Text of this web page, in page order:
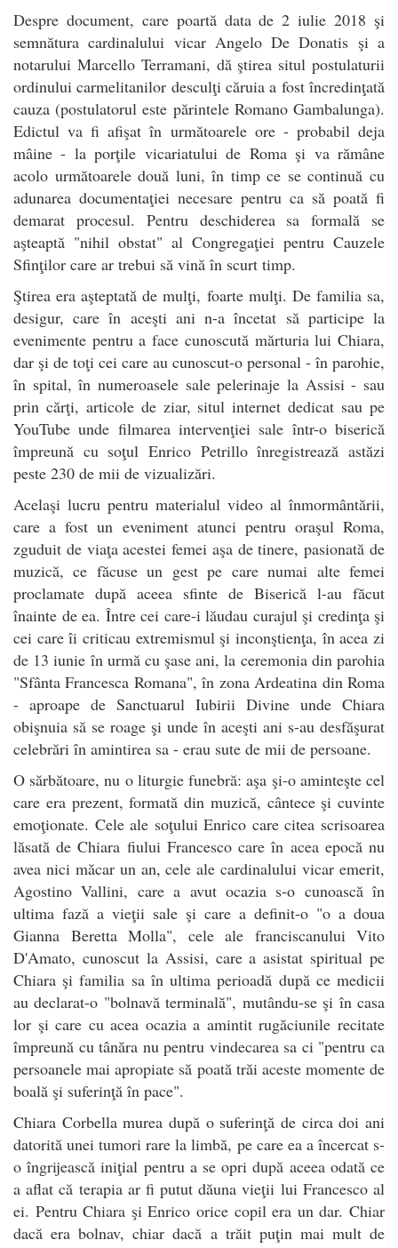
Despre document, care poartă data de 2 iulie 2018 şi
semnătura cardinalului vicar Angelo De Donatis şi a
notarului Marcello Terramani, dă ştirea situl postulaturii
ordinului carmelitanilor desculţi căruia a fost încredinţată
cauza (postulatorul este părintele Romano Gambalunga).
Edictul va fi afişat în următoarele ore - probabil deja
mâine - la porţile vicariatului de Roma şi va rămâne
acolo următoarele două luni, în timp ce se continuă cu
adunarea documentaţiei necesare pentru ca să poată fi
demarat procesul. Pentru deschiderea sa formală se
aşteaptă "nihil obstat" al Congregaţiei pentru Cauzele
Sfinţilor care ar trebui să vină în scurt timp.
Ştirea era aşteptată de mulţi, foarte mulţi. De familia sa,
desigur, care în aceşti ani n-a încetat să participe la
evenimente pentru a face cunoscută mărturia lui Chiara,
dar şi de toţi cei care au cunoscut-o personal - în parohie,
în spital, în numeroasele sale pelerinaje la Assisi - sau
prin cărţi, articole de ziar, situl internet dedicat sau pe
YouTube unde filmarea intervenţiei sale într-o biserică
împreună cu soţul Enrico Petrillo înregistrează astăzi
peste 230 de mii de vizualizări.
Acelaşi lucru pentru materialul video al înmormântării,
care a fost un eveniment atunci pentru oraşul Roma,
zguduit de viaţa acestei femei aşa de tinere, pasionată de
muzică, ce făcuse un gest pe care numai alte femei
proclamate după aceea sfinte de Biserică l-au făcut
înainte de ea. Între cei care-i lăudau curajul şi credinţa şi
cei care îi criticau extremismul şi inconştienţa, în acea zi
de 13 iunie în urmă cu şase ani, la ceremonia din parohia
"Sfânta Francesca Romana", în zona Ardeatina din Roma
- aproape de Sanctuarul Iubirii Divine unde Chiara
obişnuia să se roage şi unde în aceşti ani s-au desfăşurat
celebrări în amintirea sa - erau sute de mii de persoane.
O sărbătoare, nu o liturgie funebră: aşa şi-o aminteşte cel
care era prezent, formată din muzică, cântece şi cuvinte
emoţionate. Cele ale soţului Enrico care citea scrisoarea
lăsată de Chiara fiului Francesco care în acea epocă nu
avea nici măcar un an, cele ale cardinalului vicar emerit,
Agostino Vallini, care a avut ocazia s-o cunoască în
ultima fază a vieţii sale şi care a definit-o "o a doua
Gianna Beretta Molla", cele ale franciscanului Vito
D'Amato, cunoscut la Assisi, care a asistat spiritual pe
Chiara şi familia sa în ultima perioadă după ce medicii
au declarat-o "bolnavă terminală", mutându-se şi în casa
lor şi care cu acea ocazia a amintit rugăciunile recitate
împreună cu tânăra nu pentru vindecarea sa ci "pentru ca
persoanele mai apropiate să poată trăi aceste momente de
boală şi suferinţă în pace".
Chiara Corbella murea după o suferinţă de circa doi ani
datorită unei tumori rare la limbă, pe care ea a încercat s-
o îngrijească iniţial pentru a se opri după aceea odată ce
a aflat că terapia ar fi putut dăuna vieţii lui Francesco al
ei. Pentru Chiara şi Enrico orice copil era un dar. Chiar
dacă era bolnav, chiar dacă a trăit puţin mai mult de